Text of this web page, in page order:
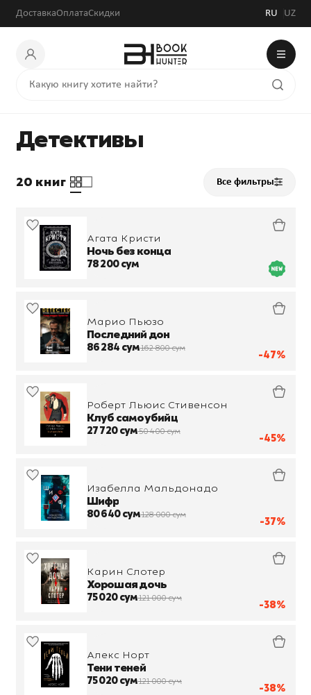
ДоставкаОплатаСкидки RU UZ
Детективы
20 книг Все фильтры
Агата Кристи
Ночь без конца
78 200 сум
-47%
Марио Пьюзо
Последний дон
86 284 сум162 800 сум
-45%
Роберт Льюис Стивенсон
Клуб самоубийц
27 720 сум50 400 сум
-37%
Изабелла Мальдонадо
Шифр
80 640 сум128 000 сум
-38%
Карин Слотер
Хорошая дочь
75 020 сум121 000 сум
-38%
Алекс Норт
Тени теней
75 020 сум121 000 сум